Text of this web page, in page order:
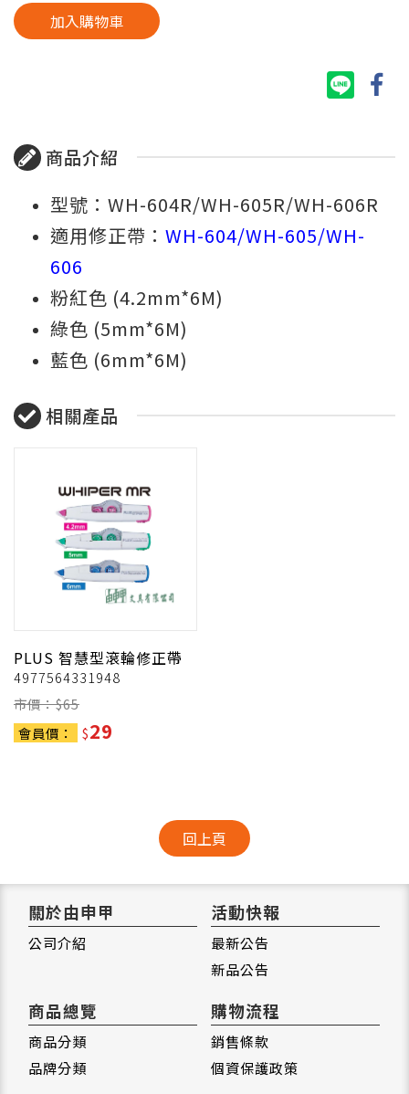
加入購物車
商品介紹
型號：WH-604R/WH-605R/WH-606R
適用修正帶： WH-604/WH-605/WH-
606
粉紅色 (4.2mm*6M)
綠色 (5mm*6M)
藍色 (6mm*6M)
相關產品
PLUS 智慧型滾輪修正帶
4977564331948
市價：$65
會員價：
$29
回上頁
關於由申甲
公司介紹
活動快報
最新公告
新品公告
商品總覽
商品分類
品牌分類
購物流程
銷售條款
個資保護政策